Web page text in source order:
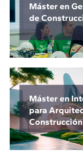
Máster en
de
Máster en
para
Construcción